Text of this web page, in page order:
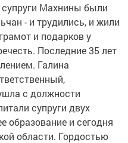
Махнины были
- и трудились, и жили
и подарков у
Последние 35 лет
Галина
с должности
супруги двух
образование и сегодня
области. Гордостью